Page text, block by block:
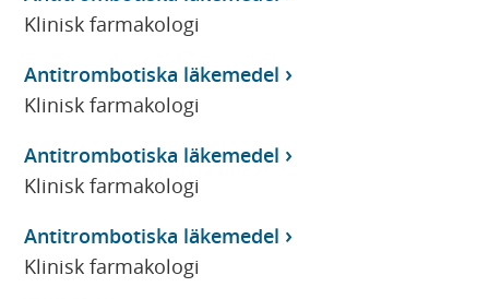
Klinisk farmakologi
Antitrombotiska läkemedel
Klinisk farmakologi
Antitrombotiska läkemedel
Klinisk farmakologi
Antitrombotiska läkemedel
Klinisk farmakologi